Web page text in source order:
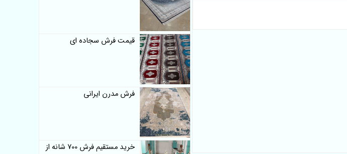
قیمت فرش سجاده ای
فرش مدرن ایرانی
خرید مستقیم فرش 700 شانه از